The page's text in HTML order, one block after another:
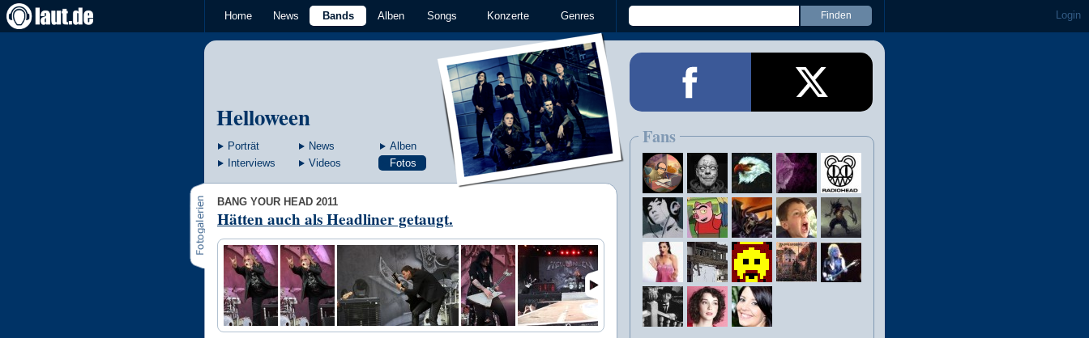
Home News Bands Alben Songs Konzerte Genres Login
Helloween
Porträt News
Alben
Interviews
Videos Fotos
BANG YOUR HEAD 2011
Hätten auch als Headliner getaugt.
Fans